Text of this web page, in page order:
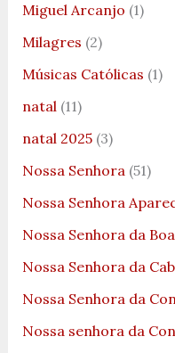
Miguel Arcanjo (1)
Milagres (2)
Músicas Católicas (1)
natal(11)
natal 2025(3)
Nossa Senhora(51)
Nossa Senhora
Nossa Senhora da
Nossa Senhora da
Nossa Senhora da
Nossa senhora da